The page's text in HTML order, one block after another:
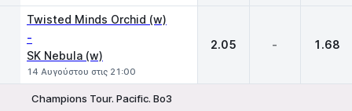
Twisted Minds Orchid (w)
-
SK Nebula (w)
14 Αυγούστου στις 21:00
2.05 - 1.68
Champions Tour. Pacific. Bo3